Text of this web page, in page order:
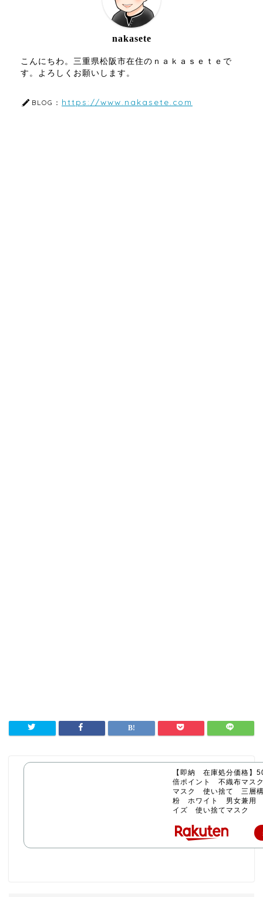
nakasete
こんにちわ。三重県松阪市在住のｎａｋａｓｅｔｅで
す。よろしくお願いします。
BLOG： https://www.nakasete.com
【即納 在庫処分価格
倍ポイント 不織布マ
マスク 使い捨て 三層
粉 ホワイト 男女兼用
イズ 使い捨てマスク